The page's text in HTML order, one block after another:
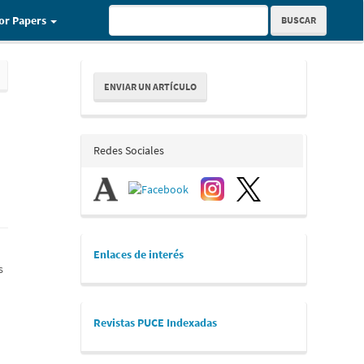
Papers BUSCAR
Enviar
un
artículo
ENVIAR UN ARTÍCULO
redes_sociales
Redes Sociales
links
Enlaces de interés
revistaspuce
Revistas PUCE Indexadas